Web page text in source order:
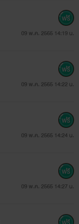
09 พ.ค. 2565 14:19 น.
09 พ.ค. 2565 14:22 น.
09 พ.ค. 2565 14:24 น.
09 พ.ค. 2565 14:27 น.